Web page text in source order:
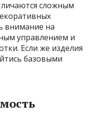
сложным
внимание на
управлением и
Если же изделия
базовыми